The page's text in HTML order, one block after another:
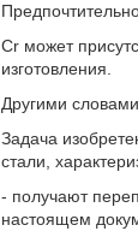
Cr может
изготовления.
Другими
Задача
стали,
- получают
настоящем